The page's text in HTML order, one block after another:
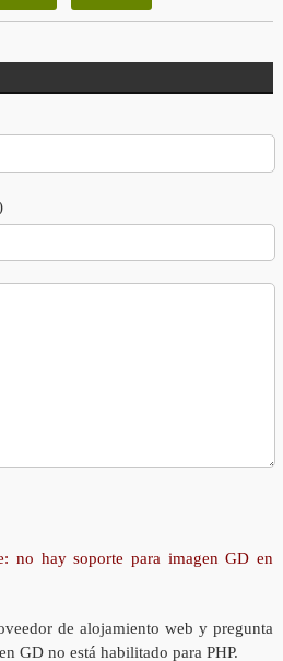
no hay soporte para imagen GD en
de alojamiento web y pregunta
GD no está habilitado para PHP.